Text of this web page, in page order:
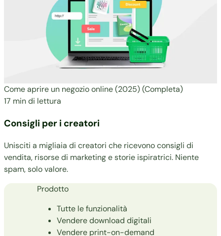
Come aprire un negozio online (2025) (Completa)
17 min di lettura
Consigli per i creatori
Unisciti a migliaia di creatori che ricevono consigli di
vendita, risorse di marketing e storie ispiratrici. Niente
spam, solo valore.
Prodotto
Tutte le funzionalità
Vendere download digitali
Vendere print-on-demand